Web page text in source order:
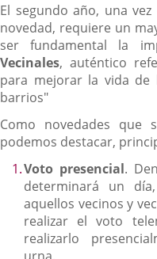
El segundo año, una
novedad, requiere un
ser fundamental la
Vecinales, auténtico
para mejorar la vida
barrios"
Como novedades que
podemos destacar,
Voto presencial.
determinará un
aquellos vecinos y
realizar el voto
realizarlo